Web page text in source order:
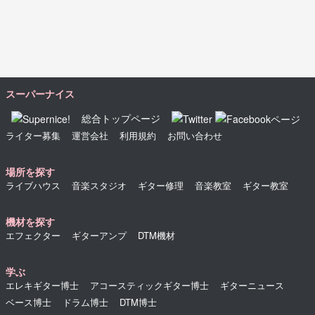
スーパーナイス
総合トップページ
ライター募集 運営会社 利用規約 お問い合わせ
場所を探す
ライブハウス 音楽スタジオ ギター修理 音楽教室 ギター教室
機材を探す
エフェクター ギターアンプ DTM機材
学ぶ
エレキギター博士 アコースティックギター博士
ギターニュース
ベース博士
ドラム博士 DTM博士